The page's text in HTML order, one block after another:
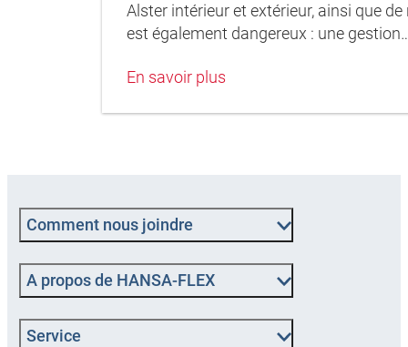
Alster intérieur et extérieur, ainsi que
est également dangereux : une
En savoir plus
Comment nous joindre
A propos de HANSA-FLEX
Service